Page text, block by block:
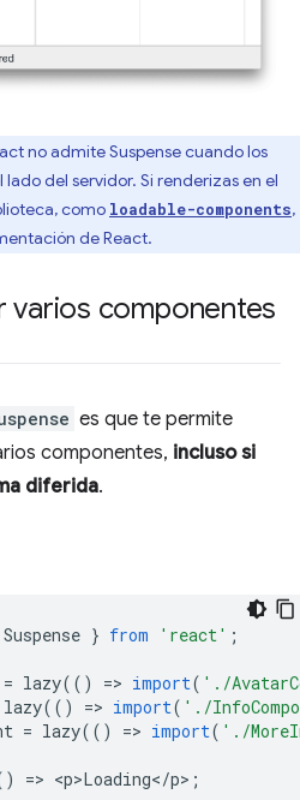
no admite Suspense cuando los
del servidor. Si renderizas en el
como loadable-components,
de React.
varios componentes
es que te permite
componentes, incluso si
diferida.
Suspense } from 'react' ;
= lazy(() => import( './
lazy(() => import( './
= lazy(() => import( './
=> <p>Loading</p> ;